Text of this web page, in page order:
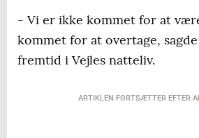
- Vi er ikke kommet for at
kommet for at overtage,
fremtid i Vejles natteliv.
ARTIKLEN FORTSÆTTER EFTER